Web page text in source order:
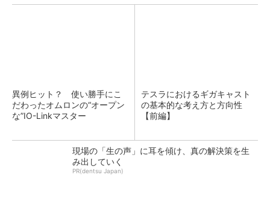
異例ヒット？ 使い勝手にこ
だわったオムロンの“オープン
な”IO-Linkマスター
テスラにおけるギガキャスト
の基本的な考え方と方向性
【前編】
現場の「生の声」に耳を傾け、真の解決策を生
み出していく
PR(dentsu Japan)